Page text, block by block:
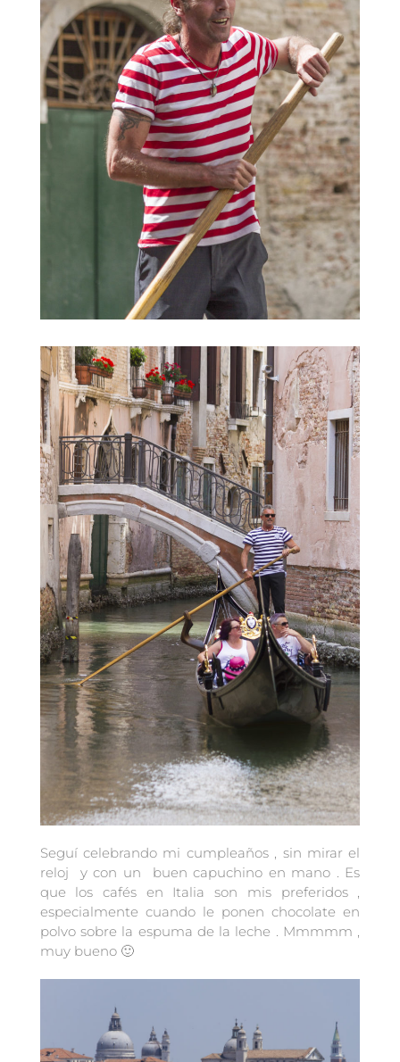
Seguí celebrando mi cumpleaños , sin mirar el
reloj y con un buen capuchino en mano . Es
que los cafés en Italia son mis preferidos ,
especialmente cuando le ponen chocolate en
polvo sobre la espuma de la leche . Mmmmm ,
muy bueno 🙂